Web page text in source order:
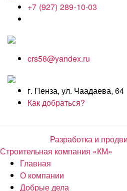
+7 (927) 289-10-03
crs58@yandex.ru
г. Пенза, ул. Чаадаева, 64
Как добраться?
Разработка и
Строительная компания «КМ»
Главная
О компании
Добрые дела